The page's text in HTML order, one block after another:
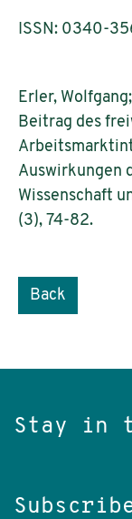
ISSN: 0340-
Erler,
Beitrag des
Auswirkungen
Wissenschaft
(3), 74-82.
Back
Stay in